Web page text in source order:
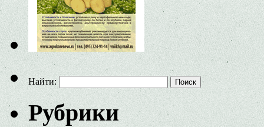
Найти:
Рубрики